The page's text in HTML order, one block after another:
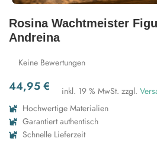
Rosina Wachtmeister
Andreina
Keine Bewertungen
44,95€ inkl. 19 % MwSt. zzgl.
Hochwertige Materialien
Garantiert authentisch
Schnelle Lieferzeit